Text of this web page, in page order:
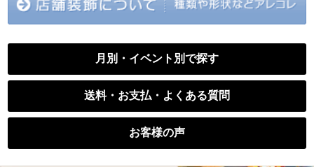
月別・イベント別で探す
送料・お支払・よくある質問
お客様の声